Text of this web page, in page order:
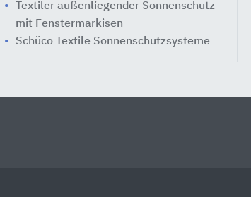
Textiler außenliegender Sonnenschutz
mit Fenstermarkisen
Schüco Textile Sonnenschutzsysteme